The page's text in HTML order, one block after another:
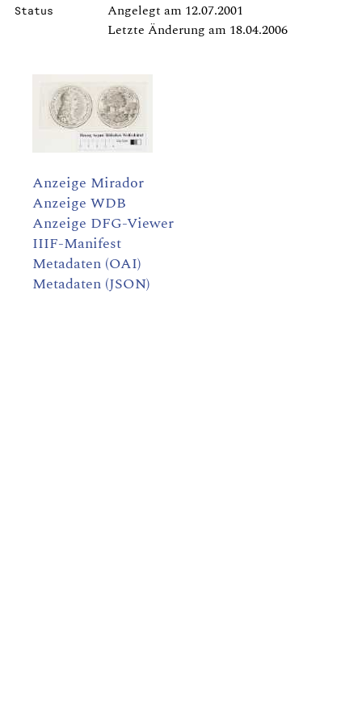
Status
Angelegt am 12.07.2001
Letzte Änderung am 18.04.2006
Anzeige Mirador
Anzeige WDB
Anzeige DFG-Viewer
IIIF-Manifest
Metadaten (OAI)
Metadaten (JSON)